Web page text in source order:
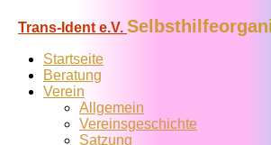
Trans-Ident e.V.
Startseite
Beratung
Verein
Allgemein
Vereins­geschichte
Satzung